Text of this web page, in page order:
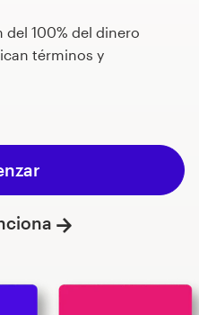
100% del dinero
términos y